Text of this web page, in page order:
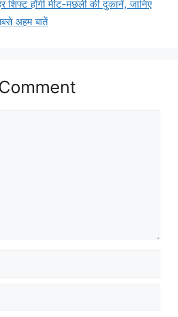
शिफ्ट होंगी मीट-मछली की दुकानें, जानिए
अहम बातें